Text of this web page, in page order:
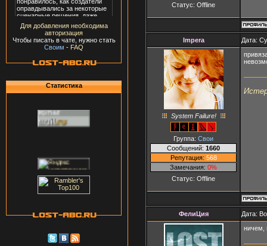
Для добавления необходима
авторизация
Чтобы писать в чате, нужно стать
Своим - FAQ
Статистика
Статус: Offline
Impera Дата:
System Failure!
Группа: Свои
Сообщений: 1660
Репутация: 568
Замечания: 0%
Статус: Offline
ФелиЦия Дата:
ничем,